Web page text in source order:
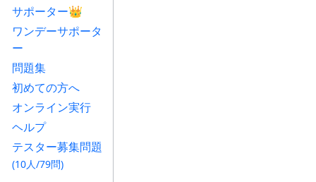
サポーター👑
ワンデーサポータ
ー
問題集
初めての方へ
オンライン実行
ヘルプ
テスター募集問題
(10人/79問)